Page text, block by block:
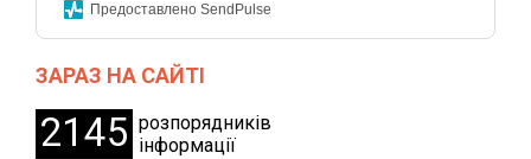
Предоставлено SendPulse
ЗАРАЗ НА САЙТІ
2145 розпорядників
інформації